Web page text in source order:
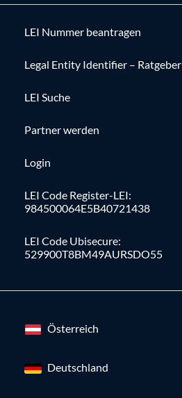
LEI Nummer beantragen
Legal Entity Identifier – Ratgeber
LEI Suche
Partner werden
Login
LEI Code Register-LEI:
984500064E5B40721438
LEI Code Ubisecure:
529900T8BM49AURSDO55
Österreich
Deutschland